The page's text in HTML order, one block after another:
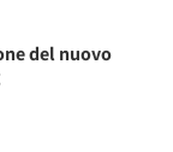
del nuovo